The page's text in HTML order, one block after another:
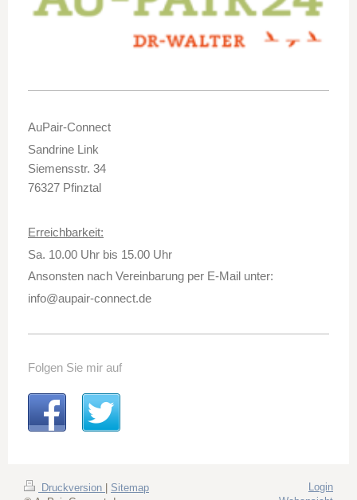
AuPair-Connect
Sandrine Link
Siemensstr. 34
76327 Pfinztal
Erreichbarkeit:
Sa. 10.00 Uhr bis 15.00 Uhr
Ansonsten nach Vereinbarung per E-Mail unter:
info@aupair-connect.de
Folgen Sie mir auf
Druckversion | Sitemap
Login